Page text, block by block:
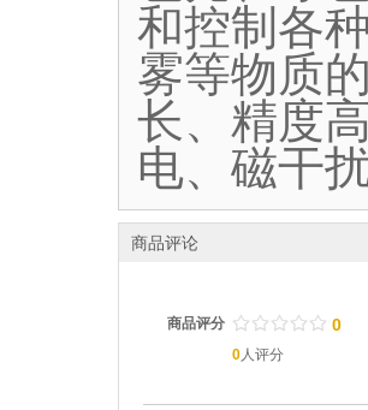
和控制各
雾等物质
长、精度
电、磁干
商品评论
商品评分 / / / / /
. . . . . 0
0人评分